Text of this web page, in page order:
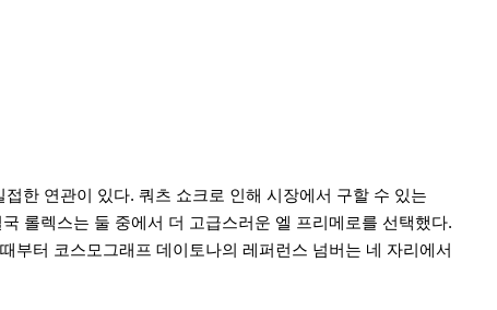
한 연관이 있다. 쿼츠 쇼크로 인해 시장에서 구할 수 있는
롤렉스는 둘 중에서 더 고급스러운 엘 프리메로를 선택했다.
부터 코스모그래프 데이토나의 레퍼런스 넘버는 네 자리에서